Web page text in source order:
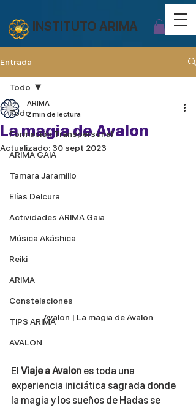
INSTITUTO ARIMA
Entrada
Todo
Formación Transpersonal
ARIMA GAIA
Tamara Jaramillo
Elías Delcura
Actividades ARIMA Gaia
Música Akáshica
Reiki
ARIMA
Constelaciones
TIPS ARIMA
AVALON
Todo
La magia de Avalon
ARIMA
2 min de lectura
Actualizado: 30 sept 2023
Avalon | La magia de Avalon
El Viaje a Avalon es toda una
experiencia iniciática sagrada donde
la magia y los sueños de Hadas se